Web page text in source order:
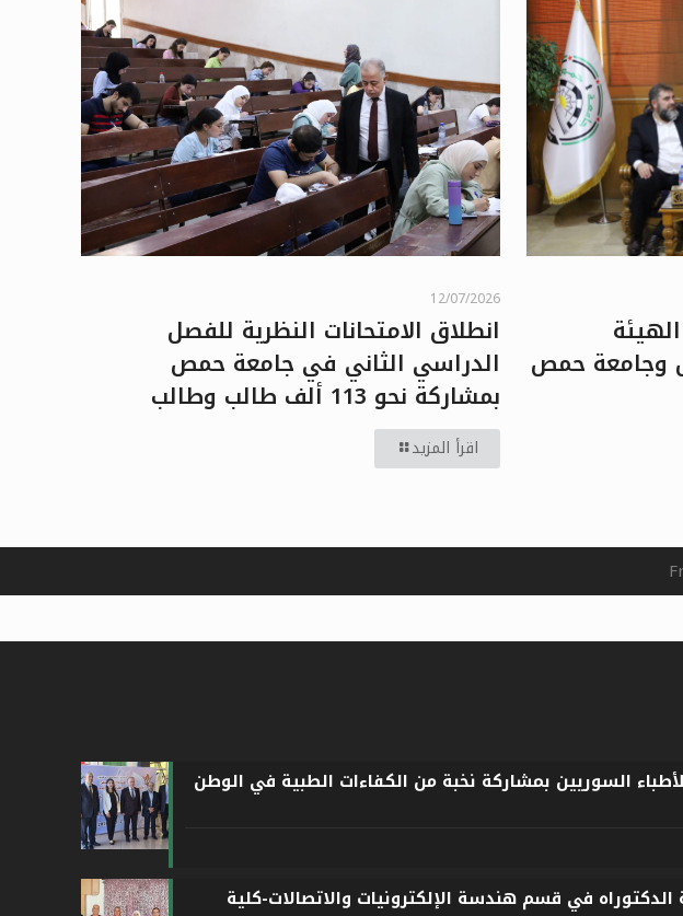
وجامعة حمص
12/07/2026
انطلاق الامتحانات النظرية للفصل
الدراسي الثاني في جامعة حمص
بمشاركة نحو 113 ألف طالب وطالب
اقرأ المزيد
السوريين بمشاركة نخبة من الكفاءات الطبية في الوطن
الدكتوراه في قسم هندسة الإلكترونيات والاتصالات-كلية